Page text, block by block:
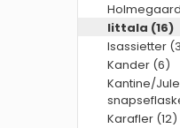
Iittala (16)
Isassietter
Kander (6)
Kantine/
Karafler (12)